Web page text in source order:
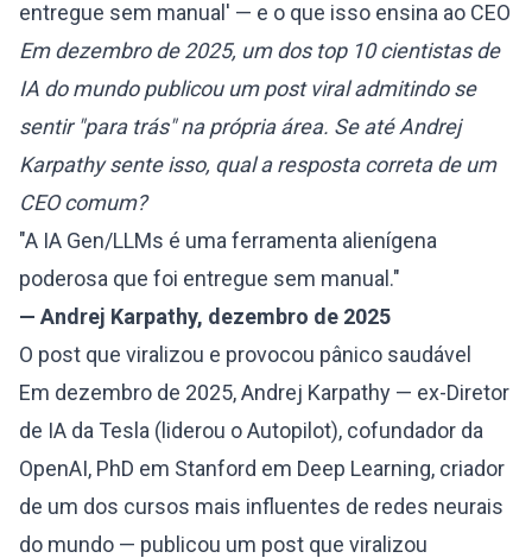
entregue sem manual' — e o que isso ensina ao CEO
Em dezembro de 2025, um dos top 10 cientistas de
IA do mundo publicou um post viral admitindo se
sentir "para trás" na própria área. Se até Andrej
Karpathy sente isso, qual a resposta correta de um
CEO comum?
"A IA Gen/LLMs é uma ferramenta alienígena
poderosa que foi entregue sem manual."
— Andrej Karpathy, dezembro de 2025
O post que viralizou e provocou pânico saudável
Em dezembro de 2025, Andrej Karpathy — ex-Diretor
de IA da Tesla (liderou o Autopilot), cofundador da
OpenAI, PhD em Stanford em Deep Learning, criador
de um dos cursos mais influentes de redes neurais
do mundo — publicou um post que viralizou